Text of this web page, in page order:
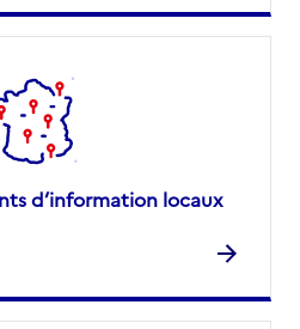
d’information locaux